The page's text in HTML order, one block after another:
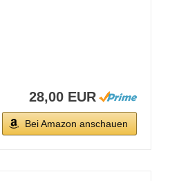
28,00 EUR
Bei Amazon anschauen